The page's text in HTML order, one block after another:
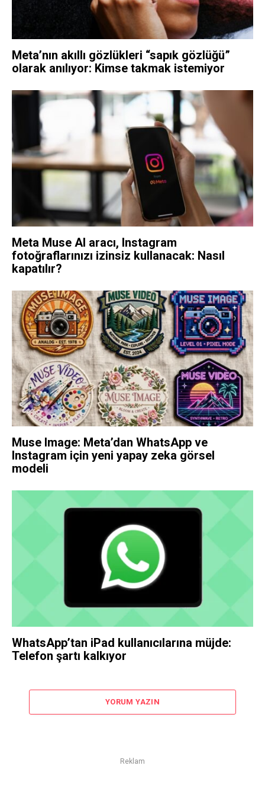
Meta’nın akıllı gözlükleri “sapık gözlüğü”
olarak anılıyor: Kimse takmak istemiyor
Meta Muse AI aracı, Instagram
fotoğraflarınızı izinsiz kullanacak: Nasıl
kapatılır?
Muse Image: Meta’dan WhatsApp ve
Instagram için yeni yapay zeka görsel
modeli
WhatsApp’tan iPad kullanıcılarına müjde:
Telefon şartı kalkıyor
YORUM YAZIN
Reklam